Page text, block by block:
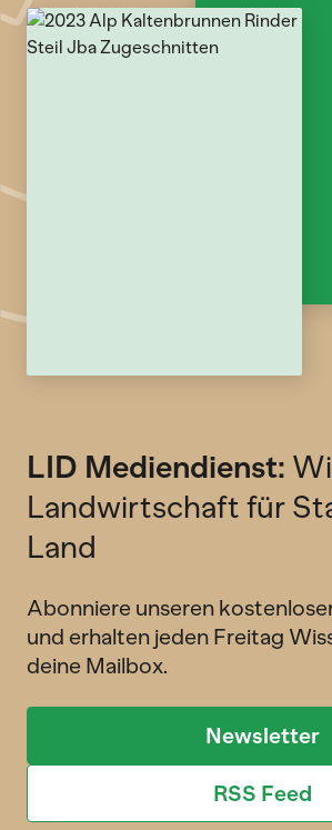
LID Mediendienst:
Landwirtschaft für
Land
Abonniere unseren
und erhalten jeden Freitag
deine Mailbox.
Newsletter
RSS Feed